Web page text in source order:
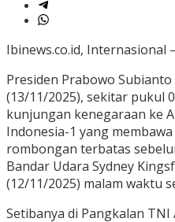
Ibinews.co.id, Internasional –
Presiden Prabowo
(13/11/2025), sekitar pukul
kunjungan kenegaraan ke
Indonesia-1 yang
rombongan terbatas
Bandar Udara Sydney
(12/11/2025) malam waktu
Setibanya di Pangkalan